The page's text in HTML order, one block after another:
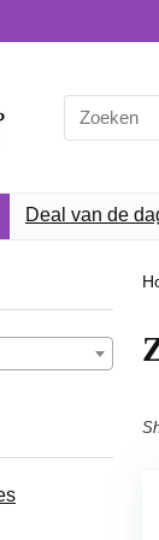
Search
for:
Deal van de